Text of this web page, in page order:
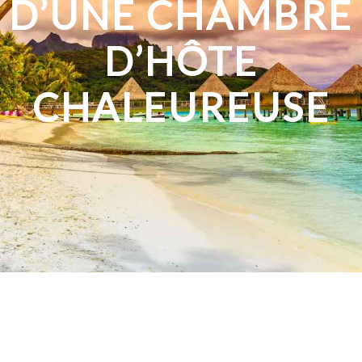
D’UNE CHAMBRE
D’HÔTE
CHALEUREUSE